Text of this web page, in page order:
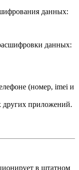
данных:
данных:
(номер, imei и
других приложений.
в штатном